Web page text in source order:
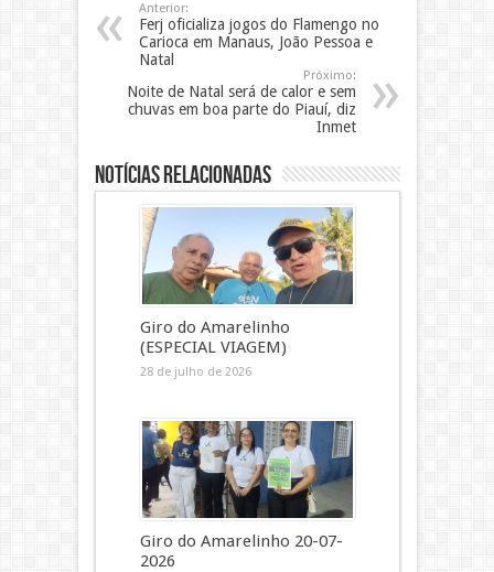
Anterior:
Ferj oficializa jogos do Flamengo no
Carioca em Manaus, João Pessoa e
Natal
Próximo:
Noite de Natal será de calor e sem
chuvas em boa parte do Piauí, diz
Inmet
Notícias Relacionadas
Giro do Amarelinho
(ESPECIAL VIAGEM)
28 de julho de 2026
Giro do Amarelinho 20-07-
2026